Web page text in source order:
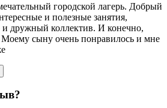
городской лагерь. Добрый
и полезные занятия,
дружный коллектив. И конечно,
Моему сыну очень понравилось и мне